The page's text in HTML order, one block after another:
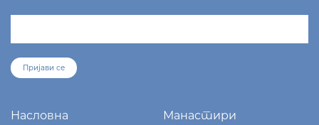
Пријави се
Насловна
Манастири